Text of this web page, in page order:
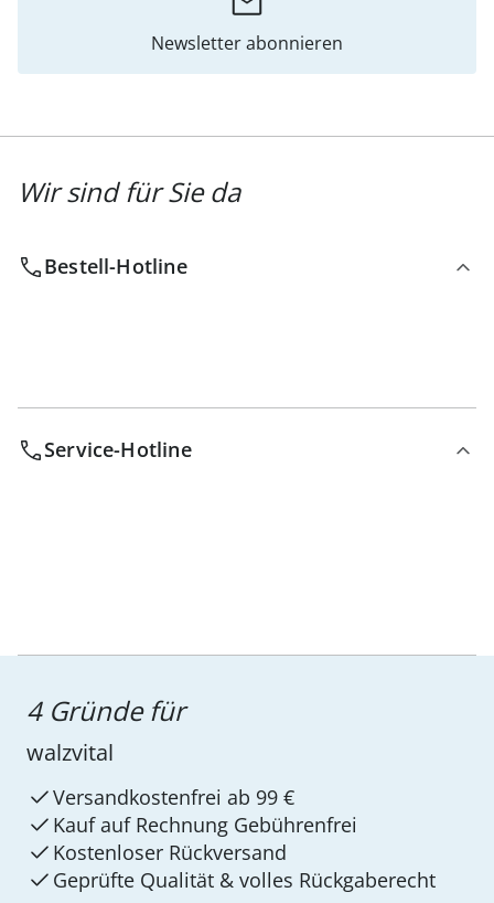
Newsletter abonnieren
Wir sind für Sie da
Bestell-Hotline
Service-Hotline
4 Gründe für
walzvital
Versandkostenfrei ab 99 €
Kauf auf Rechnung Gebührenfrei
Kostenloser Rückversand
Geprüfte Qualität & volles Rückgaberecht